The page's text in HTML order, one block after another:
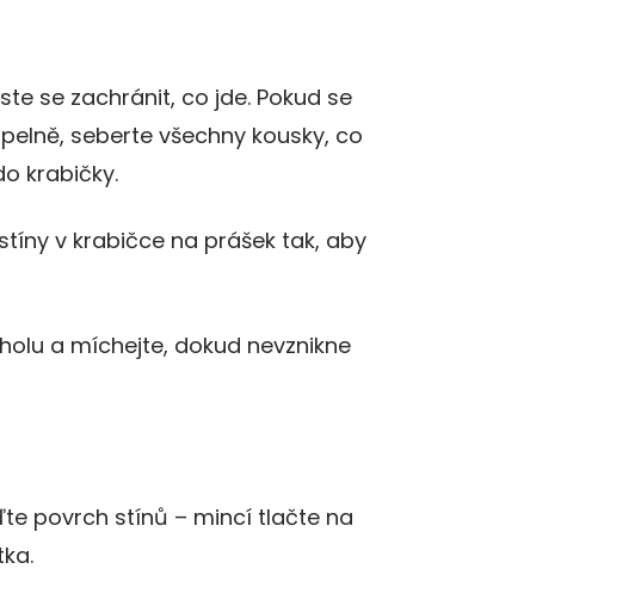
se zachránit, co jde. Pokud se
seberte všechny kousky, co
krabičky.
v krabičce na prášek tak, aby
a míchejte, dokud nevznikne
povrch stínů – mincí tlačte na